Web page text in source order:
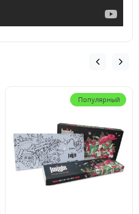
Популярный